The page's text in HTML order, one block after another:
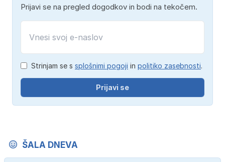
Prijavi se na pregled dogodkov in bodi na tekočem.
Strinjam se s splošnimi pogoji in politiko zasebnosti.
Prijavi se
ŠALA DNEVA